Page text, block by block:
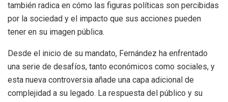
también radica en cómo las figuras políticas son percibidas
por la sociedad y el impacto que sus acciones pueden
tener en su imagen pública.
Desde el inicio de su mandato, Fernández ha enfrentado
una serie de desafíos, tanto económicos como sociales, y
esta nueva controversia añade una capa adicional de
complejidad a su legado. La respuesta del público y su